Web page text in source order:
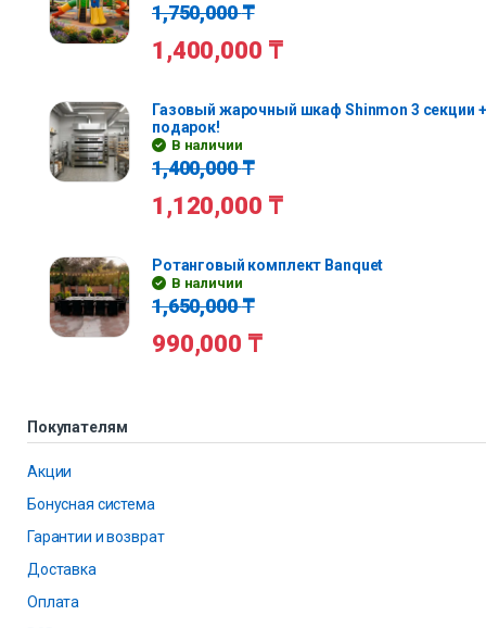
1,750,000₸
1,400,000 ₸
Газовый жарочный шкаф Shinmon 3 секции
подарок!
В наличии
1,400,000₸
1,120,000 ₸
Ротанговый комплект Banquet
В наличии
1,650,000₸
990,000 ₸
Покупателям
Акции
Бонусная система
Гарантии и возврат
Доставка
Оплата